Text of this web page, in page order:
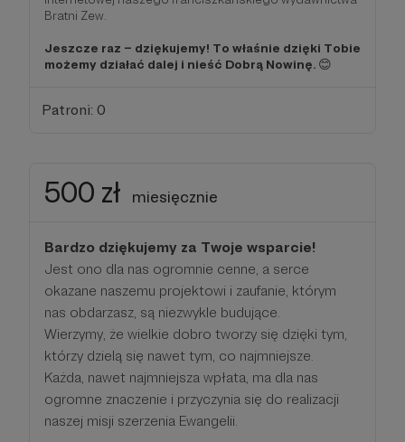
Bratni Zew.
Jeszcze raz – dziękujemy! To właśnie dzięki Tobie
możemy działać dalej i nieść Dobrą Nowinę. 😊
Patroni: 0
500 zł miesięcznie
Bardzo dziękujemy za Twoje wsparcie!
Jest ono dla nas ogromnie cenne, a serce
okazane naszemu projektowi i zaufanie, którym
nas obdarzasz, są niezwykle budujące.
Wierzymy, że wielkie dobro tworzy się dzięki tym,
którzy dzielą się nawet tym, co najmniejsze.
Każda, nawet najmniejsza wpłata, ma dla nas
ogromne znaczenie i przyczynia się do realizacji
naszej misji szerzenia Ewangelii.